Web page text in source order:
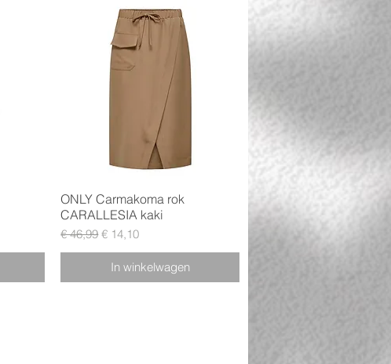
Snel overzicht
ONLY Carmakoma rok
CARALLESIA kaki
Normale prijs
€ 46,99Verkoopprijs
€ 14,10
In winkelwagen